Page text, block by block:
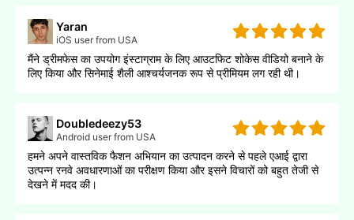
Yaran
iOS user from USA
मैंने ड्रीमफेस का उपयोग इंस्टाग्राम के लिए आउटफिट शोकेस वीडियो बनाने के
लिए किया और सिनेमाई शैली आश्चर्यजनक रूप से प्रीमियम लग रही थी।
Doubledeezy53
Android user from USA
हमने अपने वास्तविक फैशन अभियान का उत्पादन करने से पहले एआई द्वारा
उत्पन्न रनवे अवधारणाओं का परीक्षण किया और इसने विचारों को बहुत तेजी से
देखने में मदद की।